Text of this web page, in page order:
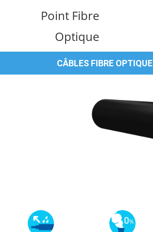
Point Fibre
Optique
CÂBLES FIBRE OPTIQUE